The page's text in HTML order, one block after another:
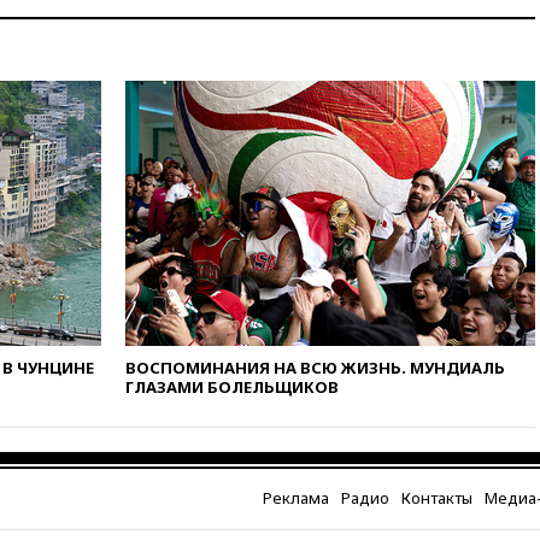
Москве вернут утраченную
скульптуру балерины
вчера, 22:45Литовец
протаранил погранпункт при
попытке попасть в Россию
вчера, 22:28Бессент
анонсировал скорое
соглашение о прекращении
огня США и Ирана
вчера, 22:15Три человека
получили ножевые ранения
при нападении в Чехии
выделить средства на новые
РЛС для Белгородской
области
вчера, 21:56The Atlantic: Маск
отказал Украине в
ЧУНЦИНЕ
ВОСПОМИНАНИЯ НА ВСЮ ЖИЗНЬ. МУНДИАЛЬ
ГЛАЗАМИ БОЛЕЛЬЩИКОВ
Реклама Радио Контакты